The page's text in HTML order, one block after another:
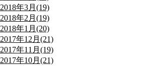
2018年3月(19)
2018年2月(19)
2018年1月(20)
2017年12月(21)
2017年11月(19)
2017年10月(21)